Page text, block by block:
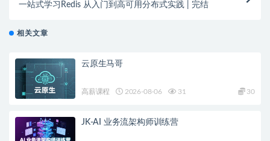
一站式学习Redis 从入门到高可用分布式实践 | 完结
相关文章
云原生马哥
高薪课程 2026-08-06 31 30
JK-AI 业务流架构师训练营